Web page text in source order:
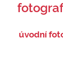
úvodní